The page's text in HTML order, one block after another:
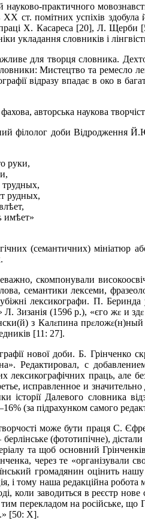
практичного
ст. помітних успіхів
X. Касареса [20], Л. Щерби
укладання словників і
для творця словника.
Мистецтво та ремесло
відразу впадає в око в
авторська наукова
філолог доби Відродження
руки,
трудных,
рудных,
ѣет,
имѣет»
(семантичних) мініатюр
скомпонували
семантики лексеми,
лексикографи. П. Беринда
Л. Зизанія (1596 р.), «єго жɛи здɛ
з Калɛпина прɛложɛ(н)ный
[11: 27].
нової доби. Б. Грінченко
Редактировал, с
праць, але
исправленное и
Далевого словника
16% (за підрахунком самого
може бути праця С.
(фототипічне),
та щоб основний
через те
громадянин оцінить
і тому наша редакційна
коли заводиться в реєстр
перекладом на російське,
[50: X].